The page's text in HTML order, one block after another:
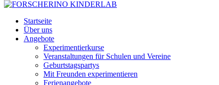
Startseite
Über uns
Angebote
Experimentierkurse
Veranstaltungen für Schulen und Vereine
Geburtstagspartys
Mit Freunden experimentieren
Ferienangebote